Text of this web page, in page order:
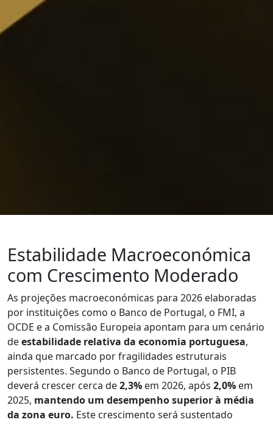
Estabilidade Macroeconómica
com Crescimento Moderado
As projeções macroeconómicas para 2026 elaboradas
por instituições como o Banco de Portugal, o FMI, a
OCDE e a Comissão Europeia apontam para um cenário
deestabilidade relativa da economia portuguesa,
ainda que marcado por fragilidades estruturais
persistentes. Segundo o Banco de Portugal, o PIB
deverá crescer cerca de2,3% em 2026, após 2,0% em
2025, mantendo um desempenho superior à média
da zona euro. Este crescimento será sustentado